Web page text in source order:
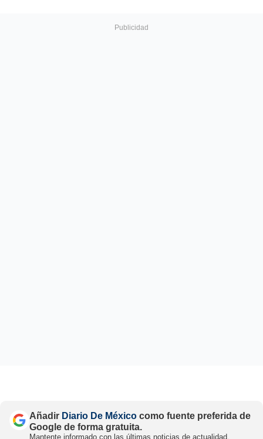
Añadir Diario De México como fuente preferida de
Google de forma gratuita.
Mantente informado con las últimas noticias de actualidad.